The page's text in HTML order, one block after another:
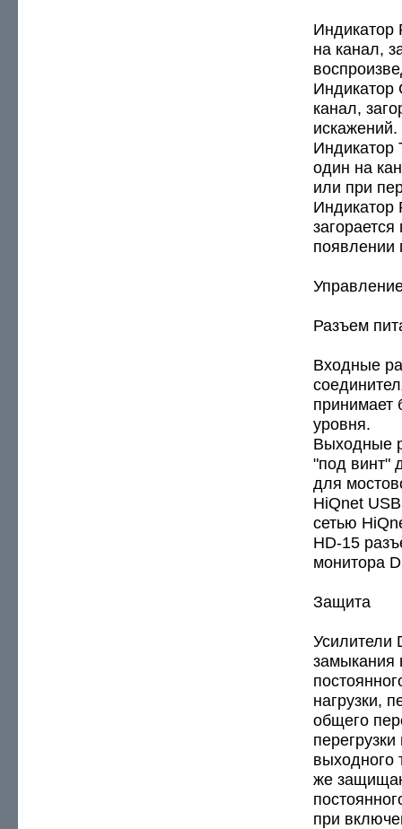
Индикатор
на канал,
Индикатор
канал,
искажений.
Индикатор
один на
или при
Индикатор
появлении
Разъем
Входные
принимает
уровня.
Выходные
"под винт"
для
HiQnet
сетью
HD-15
монитора
Защита
Усилители
замыкания
нагрузки,
общего
выходного
же
при